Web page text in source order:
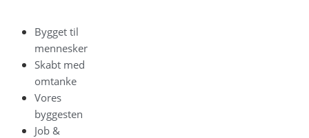
Bygget til
mennesker
Skabt med
omtanke
Vores
byggesten
Job &